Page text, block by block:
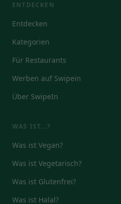
ENTDECKEN
Entdecken
Kategorien
Für Restaurants
Werben auf Swipein
Über SwipeIn
WAS IST...?
Was ist Vegan?
Was ist Vegetarisch?
Was ist Glutenfrei?
Was ist Halal?